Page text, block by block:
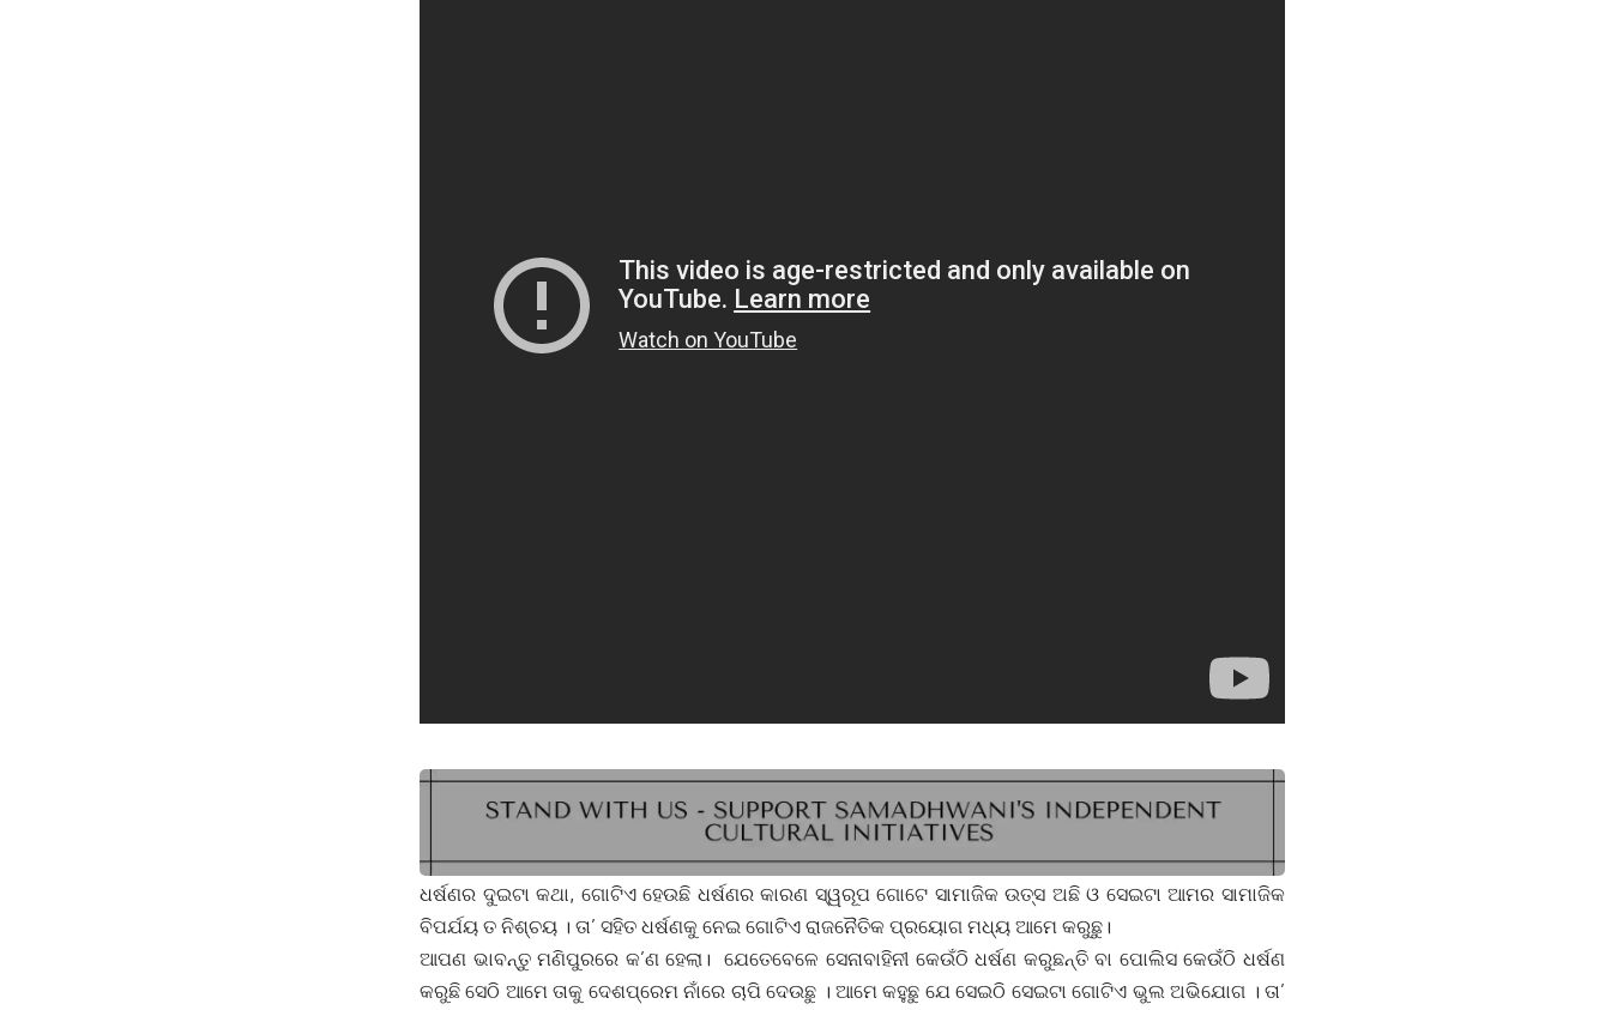
ଧର୍ଷଣର ଦୁଇଟା କଥା, ଗୋଟିଏ ହେଉଛି ଧର୍ଷଣର କାରଣ ସ୍ୱରୂପ ଗୋଟେ ସାମାଜିକ ଉତ୍ସ ଅଛି ଓ ସେଇଟା ଆମର ସାମାଜିକ
ବିପର୍ଯୟ ତ ନିଶ୍ଚୟ । ତା’ ସହିତ ଧର୍ଷଣକୁ ନେଇ ଗୋଟିଏ ରାଜନୈତିକ ପ୍ରୟୋଗ ମଧ୍ୟ ଆମେ କରୁଛୁ।
ଆପଣ ଭାବନ୍ତୁ ମଣିପୁରରେ କ’ଣ ହେଲା। ଯେତେବେଳେ ସେନାବାହିନୀ କେଉଁଠି ଧର୍ଷଣ କରୁଛନ୍ତି ବା ପୋଲିସ କେଉଁଠି ଧର୍ଷଣ
କରୁଛି ସେଠି ଆମେ ତାକୁ ଦେଶପ୍ରେମ ନାଁରେ ଚାପି ଦେଉଛୁ । ଆମେ କହୁଛୁ ଯେ ସେଇଠି ସେଇଟା ଗୋଟିଏ ଭୁଲ ଅଭିଯୋଗ । ତା’